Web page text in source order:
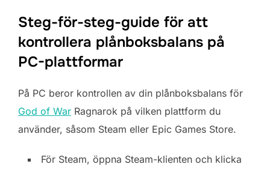
Steg-för-steg-guide för att
kontrollera plånboksbalans på
PC-plattformar
På PC beror kontrollen av din plånboksbalans för
God of War Ragnarok på vilken plattform du
använder, såsom Steam eller Epic Games Store.
För Steam, öppna Steam-klienten och klicka